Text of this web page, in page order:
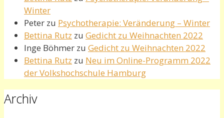
Winter
Peter zu Psychotherapie: Veränderung – Winter
Bettina Rutz zu Gedicht zu Weihnachten 2022
Inge Böhmer zu Gedicht zu Weihnachten 2022
Bettina Rutz zu Neu im Online-Programm 2022
der Volkshochschule Hamburg
Archiv